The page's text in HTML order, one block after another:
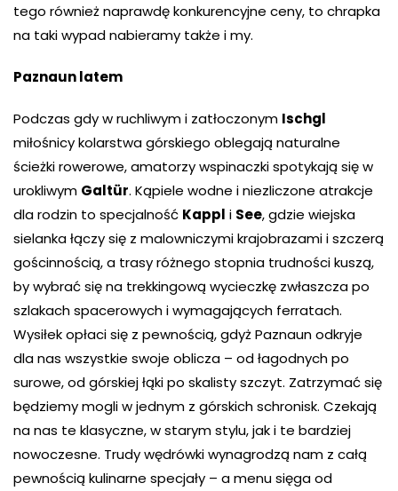
tego również naprawdę konkurencyjne ceny, to chrapka
na taki wypad nabieramy także i my.
Paznaun latem
Podczas gdy w ruchliwym i zatłoczonym Ischgl
miłośnicy kolarstwa górskiego oblegają naturalne
ścieżki rowerowe, amatorzy wspinaczki spotykają się w
urokliwym Galtür. Kąpiele wodne i niezliczone atrakcje
dla rodzin to specjalność Kappl i See, gdzie wiejska
sielanka łączy się z malowniczymi krajobrazami i szczerą
gościnnością, a trasy różnego stopnia trudności kuszą,
by wybrać się na trekkingową wycieczkę zwłaszcza po
szlakach spacerowych i wymagających ferratach.
Wysiłek opłaci się z pewnością, gdyż Paznaun odkryje
dla nas wszystkie swoje oblicza – od łagodnych po
surowe, od górskiej łąki po skalisty szczyt. Zatrzymać się
będziemy mogli w jednym z górskich schronisk. Czekają
na nas te klasyczne, w starym stylu, jak i te bardziej
nowoczesne. Trudy wędrówki wynagrodzą nam z całą
pewnością kulinarne specjały – a menu sięga od